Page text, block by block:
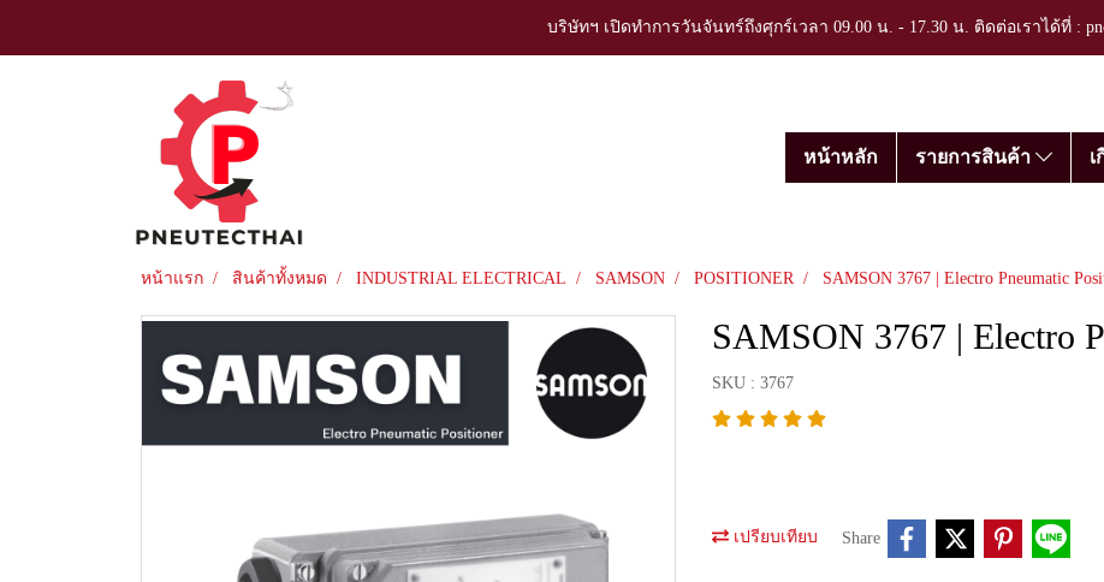
บริษัทฯ เปิดทำการวันจันทร์ถึงศุกร์เวลา 09.00 น. - 17.30 น. ติดต่อเราได้ที่ :
หน้าหลัก รายการสินค้า เ
หน้าแรก สินค้าทั้งหมด INDUSTRIAL ELECTRICAL SAMSON POSITIONER SAMSON 3767 | Electro Pneumatic
SAMSON 3767 | Electro
SKU : 3767
เปรียบเทียบ Share